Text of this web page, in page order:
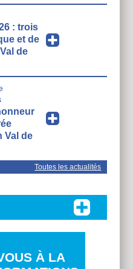
: trois
et de
de
Val de
Toutes les actualités
À LA